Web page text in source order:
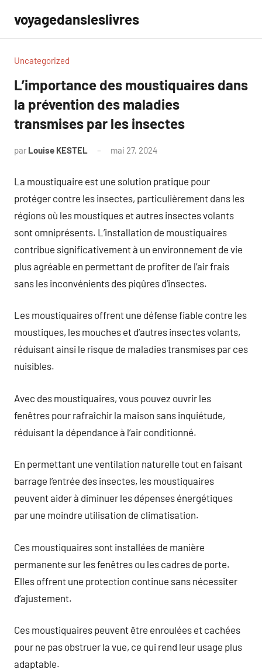
contenu
voyagedansleslivres
Uncategorized
L’importance des moustiquaires dans
la prévention des maladies
transmises par les insectes
par Louise KESTEL mai 27, 2024
La moustiquaire est une solution pratique pour
protéger contre les insectes, particulièrement dans les
régions où les moustiques et autres insectes volants
sont omniprésents. L’installation de moustiquaires
contribue significativement à un environnement de vie
plus agréable en permettant de profiter de l’air frais
sans les inconvénients des piqûres d’insectes.
Les moustiquaires offrent une défense fiable contre les
moustiques, les mouches et d’autres insectes volants,
réduisant ainsi le risque de maladies transmises par ces
nuisibles.
Avec des moustiquaires, vous pouvez ouvrir les
fenêtres pour rafraîchir la maison sans inquiétude,
réduisant la dépendance à l’air conditionné.
En permettant une ventilation naturelle tout en faisant
barrage l’entrée des insectes, les moustiquaires
peuvent aider à diminuer les dépenses énergétiques
par une moindre utilisation de climatisation.
Ces moustiquaires sont installées de manière
permanente sur les fenêtres ou les cadres de porte.
Elles offrent une protection continue sans nécessiter
d’ajustement.
Ces moustiquaires peuvent être enroulées et cachées
pour ne pas obstruer la vue, ce qui rend leur usage plus
adaptable.